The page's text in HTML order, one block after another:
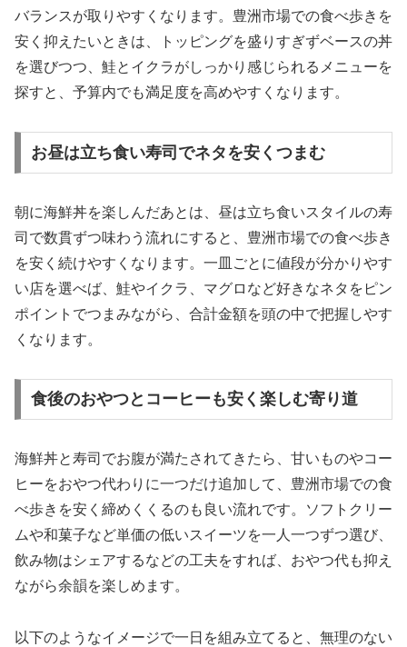
バランスが取りやすくなります。豊洲市場での食べ歩きを
安く抑えたいときは、トッピングを盛りすぎずベースの丼
を選びつつ、鮭とイクラがしっかり感じられるメニューを
探すと、予算内でも満足度を高めやすくなります。
お昼は立ち食い寿司でネタを安くつまむ
朝に海鮮丼を楽しんだあとは、昼は立ち食いスタイルの寿
司で数貫ずつ味わう流れにすると、豊洲市場での食べ歩き
を安く続けやすくなります。一皿ごとに値段が分かりやす
い店を選べば、鮭やイクラ、マグロなど好きなネタをピン
ポイントでつまみながら、合計金額を頭の中で把握しやす
くなります。
食後のおやつとコーヒーも安く楽しむ寄り道
海鮮丼と寿司でお腹が満たされてきたら、甘いものやコー
ヒーをおやつ代わりに一つだけ追加して、豊洲市場での食
べ歩きを安く締めくくるのも良い流れです。ソフトクリー
ムや和菓子など単価の低いスイーツを一人一つずつ選び、
飲み物はシェアするなどの工夫をすれば、おやつ代も抑え
ながら余韻を楽しめます。
以下のようなイメージで一日を組み立てると、無理のない